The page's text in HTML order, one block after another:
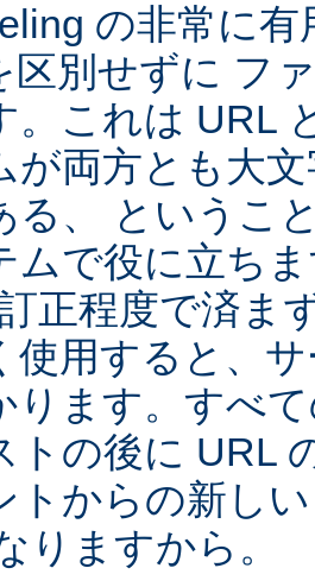
の非常に
区別せずに フ
。これは URL
が両方とも大
る、 というこ
ムで役に立ち
正程度で済ま
使用すると、
ります。すべ
トの後に URL
トからの新し
りますから。